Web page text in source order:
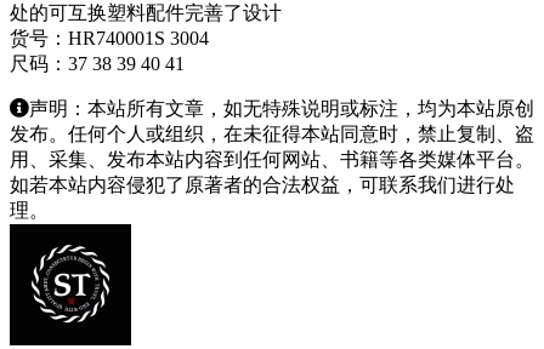
处的可互换塑料配件完善了设计
货号：HR740001S 3004
尺码：37 38 39 40 41
声明：本站所有文章，如无特殊说明或标注，均为本站原创
发布。任何个人或组织，在未征得本站同意时，禁止复制、盗
用、采集、发布本站内容到任何网站、书籍等各类媒体平台。
如若本站内容侵犯了原著者的合法权益，可联系我们进行处
理。